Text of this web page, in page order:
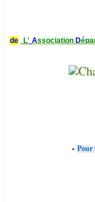
de L' Association D
- Pour